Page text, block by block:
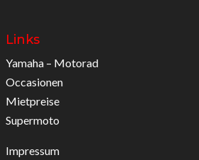
Links
Yamaha – Motorad
Occasionen
Mietpreise
Supermoto
Impressum